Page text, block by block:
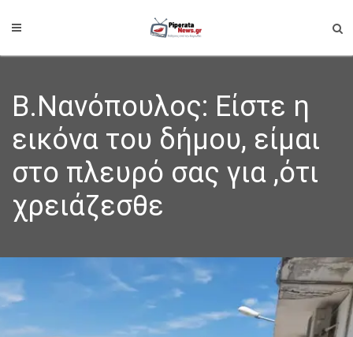
Β.Νανόπουλος: Είστε η
εικόνα του δήμου, είμαι
στο πλευρό σας για ,ότι
χρειάζεσθε